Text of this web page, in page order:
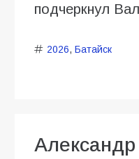
подчеркнул
2026, Батайск